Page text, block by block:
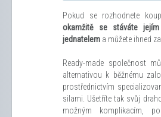
Pokud se rozhodnete
okamžitě se stáváte
jednatelem a můžete ihned
Ready-made společnost
alternativou k běžnému
prostřednictvím
silami. Ušetříte tak svůj
možným komplikacím,